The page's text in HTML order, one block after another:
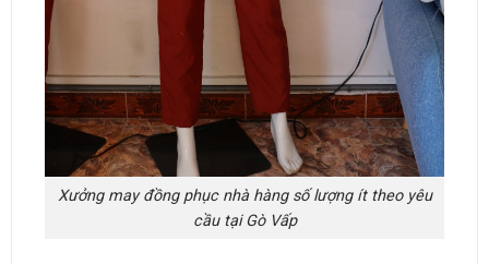
Xưởng may đồng phục nhà hàng số lượng ít theo yêu
cầu tại Gò Vấp